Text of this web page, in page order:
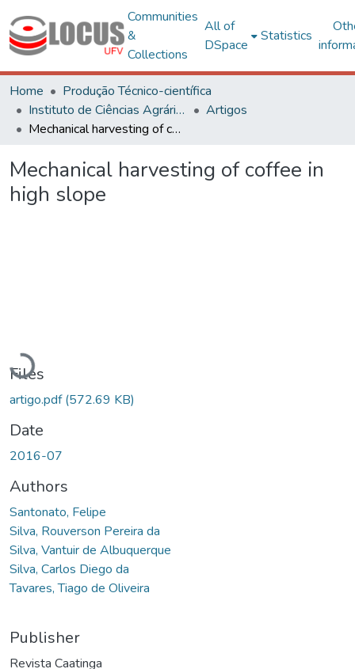
Communities
&
Collections
All of
DSpace
Statistics
Home
Produção Técnico-científica
Instituto de Ciências Agrárias – CRP
Artigos
Mechanical harvesting of coffee in high slope
Mechanical harvesting of coffee in
high slope
Loading...
Files
artigo.pdf(572.69 KB)
Date
2016-07
Authors
Santonato, Felipe
Silva, Rouverson Pereira da
Silva, Vantuir de Albuquerque
Silva, Carlos Diego da
Tavares, Tiago de Oliveira
Publisher
Revista Caatinga